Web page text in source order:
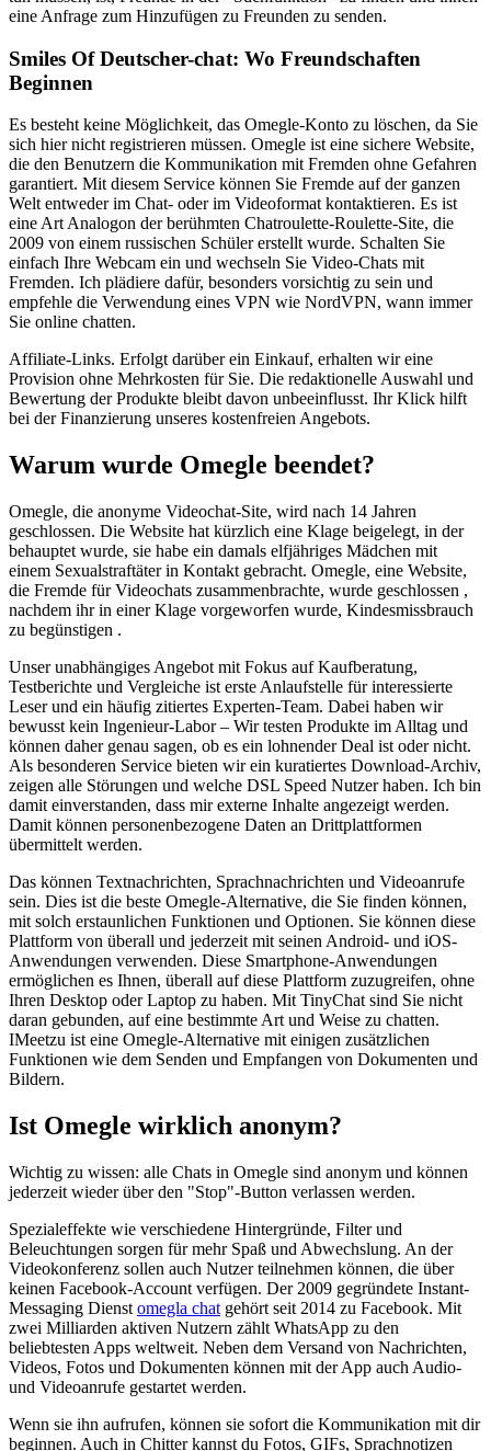
eine Anfrage zum Hinzufügen zu Freunden zu senden.
Smiles Of Deutscher-chat: Wo Freundschaften
Beginnen
Es besteht keine Möglichkeit, das Omegle-Konto zu löschen, da Sie
sich hier nicht registrieren müssen. Omegle ist eine sichere Website,
die den Benutzern die Kommunikation mit Fremden ohne Gefahren
garantiert. Mit diesem Service können Sie Fremde auf der ganzen
Welt entweder im Chat- oder im Videoformat kontaktieren. Es ist
eine Art Analogon der berühmten Chatroulette-Roulette-Site, die
2009 von einem russischen Schüler erstellt wurde. Schalten Sie
einfach Ihre Webcam ein und wechseln Sie Video-Chats mit
Fremden. Ich plädiere dafür, besonders vorsichtig zu sein und
empfehle die Verwendung eines VPN wie NordVPN, wann immer
Sie online chatten.
Affiliate-Links. Erfolgt darüber ein Einkauf, erhalten wir eine
Provision ohne Mehrkosten für Sie. Die redaktionelle Auswahl und
Bewertung der Produkte bleibt davon unbeeinflusst. Ihr Klick hilft
bei der Finanzierung unseres kostenfreien Angebots.
Warum wurde Omegle beendet?
Omegle, die anonyme Videochat-Site, wird nach 14 Jahren
geschlossen. Die Website hat kürzlich eine Klage beigelegt, in der
behauptet wurde, sie habe ein damals elfjähriges Mädchen mit
einem Sexualstraftäter in Kontakt gebracht. Omegle, eine Website,
die Fremde für Videochats zusammenbrachte, wurde geschlossen ,
nachdem ihr in einer Klage vorgeworfen wurde, Kindesmissbrauch
zu begünstigen .
Unser unabhängiges Angebot mit Fokus auf Kaufberatung,
Testberichte und Vergleiche ist erste Anlaufstelle für interessierte
Leser und ein häufig zitiertes Experten-Team. Dabei haben wir
bewusst kein Ingenieur-Labor – Wir testen Produkte im Alltag und
können daher genau sagen, ob es ein lohnender Deal ist oder nicht.
Als besonderen Service bieten wir ein kuratiertes Download-Archiv,
zeigen alle Störungen und welche DSL Speed Nutzer haben. Ich bin
damit einverstanden, dass mir externe Inhalte angezeigt werden.
Damit können personenbezogene Daten an Drittplattformen
übermittelt werden.
Das können Textnachrichten, Sprachnachrichten und Videoanrufe
sein. Dies ist die beste Omegle-Alternative, die Sie finden können,
mit solch erstaunlichen Funktionen und Optionen. Sie können diese
Plattform von überall und jederzeit mit seinen Android- und iOS-
Anwendungen verwenden. Diese Smartphone-Anwendungen
ermöglichen es Ihnen, überall auf diese Plattform zuzugreifen, ohne
Ihren Desktop oder Laptop zu haben. Mit TinyChat sind Sie nicht
daran gebunden, auf eine bestimmte Art und Weise zu chatten.
IMeetzu ist eine Omegle-Alternative mit einigen zusätzlichen
Funktionen wie dem Senden und Empfangen von Dokumenten und
Bildern.
Ist Omegle wirklich anonym?
Wichtig zu wissen: alle Chats in Omegle sind anonym und können
jederzeit wieder über den "Stop"-Button verlassen werden.
Spezialeffekte wie verschiedene Hintergründe, Filter und
Beleuchtungen sorgen für mehr Spaß und Abwechslung. An der
Videokonferenz sollen auch Nutzer teilnehmen können, die über
keinen Facebook-Account verfügen. Der 2009 gegründete Instant-
Messaging Dienst omegla chat gehört seit 2014 zu Facebook. Mit
zwei Milliarden aktiven Nutzern zählt WhatsApp zu den
beliebtesten Apps weltweit. Neben dem Versand von Nachrichten,
Videos, Fotos und Dokumenten können mit der App auch Audio-
und Videoanrufe gestartet werden.
Wenn sie ihn aufrufen, können sie sofort die Kommunikation mit dir
beginnen. Auch in Chitter kannst du Fotos, GIFs, Sprachnotizen